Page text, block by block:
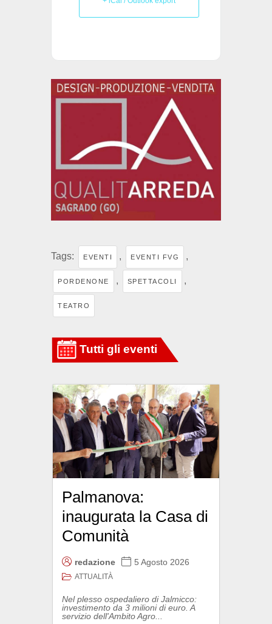
Tags: EVENTI , EVENTI FVG ,
PORDENONE , SPETTACOLI ,
TEATRO
Palmanova:
inaugurata la Casa di
Comunità
redazione 5 Agosto 2026
ATTUALITÀ
Nel plesso ospedaliero di Jalmicco:
investimento da 3 milioni di euro. A
servizio dell'Ambito Agro...